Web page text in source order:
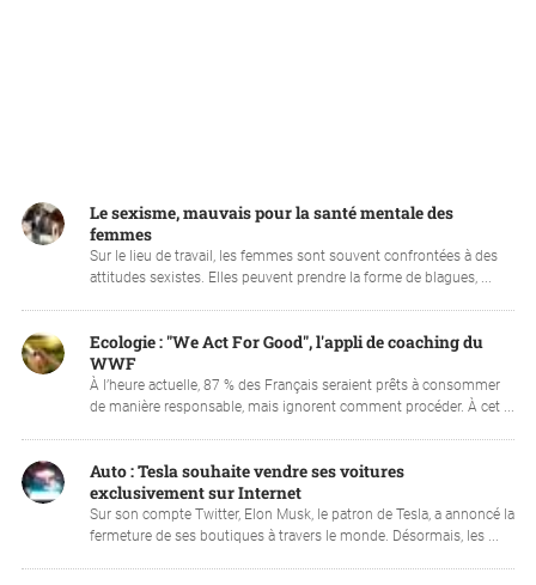
Le sexisme, mauvais pour la santé mentale des
femmes
Sur le lieu de travail, les femmes sont souvent confrontées à des
attitudes sexistes. Elles peuvent prendre la forme de blagues, ...
Ecologie : "We Act For Good", l'appli de coaching du
WWF
À l’heure actuelle, 87 % des Français seraient prêts à consommer
de manière responsable, mais ignorent comment procéder. À cet ...
Auto : Tesla souhaite vendre ses voitures
exclusivement sur Internet
Sur son compte Twitter, Elon Musk, le patron de Tesla, a annoncé la
fermeture de ses boutiques à travers le monde. Désormais, les ...